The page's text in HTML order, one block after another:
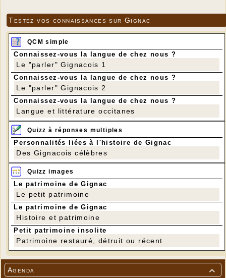

Agenda
Testez vos connaissances sur Gignac
QCM simple
Connaissez-vous la langue de chez nous ?
Le "parler" Gignacois 1
Connaissez-vous la langue de chez nous ?
Le "parler" Gignacois 2
Connaissez-vous la langue de chez nous ?
Langue et littérature occitanes
Quizz à réponses multiples
Personnalités liées à l'histoire de Gignac
Des Gignacois célèbres
Quizz images
Le patrimoine de Gignac
Le petit patrimoine
Le patrimoine de Gignac
Histoire et patrimoine
Petit patrimoine insolite
Patrimoine restauré, détruit ou récent